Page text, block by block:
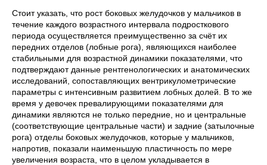
Стоит указать, что рост боковых желудочков у мальчиков в
течение каждого возрастного интервала подросткового
периода осуществляется преимущественно за счёт их
передних отделов (лобные рога), являющихся наиболее
стабильными для возрастной динамики показателями, что
подтверждают данные рентгенологических и анатомических
исследований, сопоставляющих вентрикулометрические
параметры с интенсивным развитием лобных долей. В то же
время у девочек превалирующими показателями для
динамики являются не только передние, но и центральные
(соответствующие центральные части) и задние (затылочные
рога) отделы боковых желудочков, которые у мальчиков,
напротив, показали наименьшую пластичность по мере
увеличения возраста, что в целом укладывается в